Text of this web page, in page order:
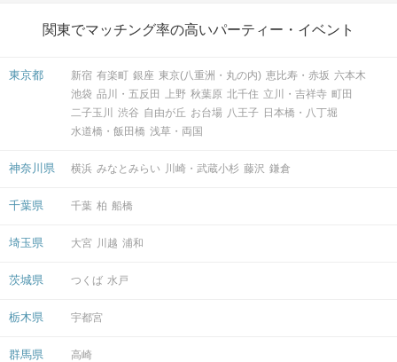
関東でマッチング率の高いパーティー・イベント
東京都 新宿 有楽町 銀座 東京(八重洲・丸の内) 恵比寿・赤坂 六本木
池袋 品川・五反田 上野 秋葉原 北千住 立川・吉祥寺 町田
二子玉川
渋谷 自由が丘 お台場 八王子 日本橋・八丁堀
水道橋・飯田橋 浅草・両国
神奈川県 横浜 みなとみらい 川崎・武蔵小杉 藤沢 鎌倉
千葉県 千葉 柏 船橋
埼玉県 大宮 川越 浦和
茨城県 つくば 水戸
栃木県 宇都宮
群馬県 高崎